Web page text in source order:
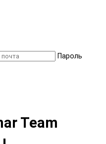
Пароль
Team